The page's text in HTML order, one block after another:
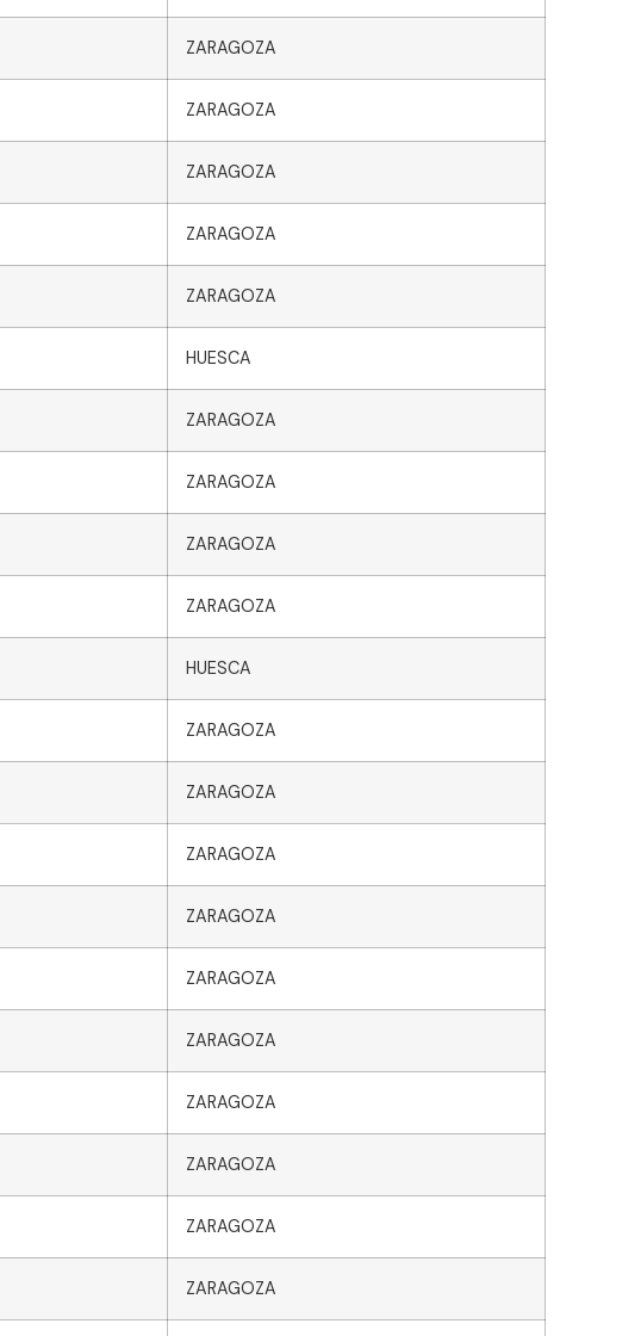
ZARAGOZA
ZARAGOZA
ZARAGOZA
ZARAGOZA
ZARAGOZA
HUESCA
ZARAGOZA
ZARAGOZA
ZARAGOZA
ZARAGOZA
HUESCA
ZARAGOZA
ZARAGOZA
ZARAGOZA
ZARAGOZA
ZARAGOZA
ZARAGOZA
ZARAGOZA
ZARAGOZA
ZARAGOZA
ZARAGOZA